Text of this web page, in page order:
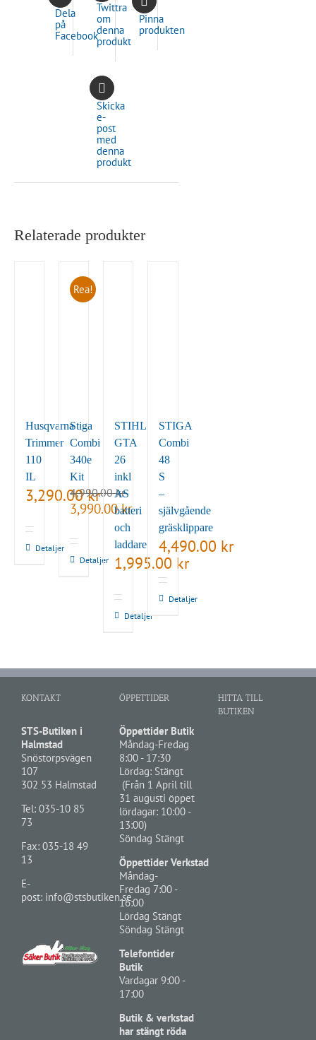
Dela
på
Facebook
Twittra
om
denna
produkt
Pinna
produkten
Skicka
e-
post
med
denna
produkt
Relaterade produkter
Husqvarna
Trimmer
110
IL
3,290.00kr
Detaljer
Rea!
Stiga
Combi
340e
Kit
4,990.00kr
Det
ursprungliga
var:
4,990.00 kr.
3,990.00krDet
nuvarande
är:
3,990.00 kr.
Detaljer
STIHL
GTA
26
inkl
AS
batteri
och
laddare
1,995.00 kr
Detaljer
STIGA
Combi
48
S
–
självgående
gräsklippare
4,490.00 kr
Detaljer
KONTAKT
STS-Butiken i
Halmstad
Snöstorpsvägen
107
302 53 Halmstad
Tel: 035-10 85
73
Fax: 035-18 49
13
E-
post: info@stsbutiken.se
ÖPPETTIDER
Öppettider Butik
Måndag-Fredag
8:00 - 17:30
Lördag: Stängt
(Från 1 April till
31 augusti öppet
lördagar: 10:00 -
13:00)
Söndag Stängt
Öppettider Verkstad
Måndag-
Fredag 7:00 -
16:00
Lördag Stängt
Söndag Stängt
Telefontider
Butik
Vardagar 9:00 -
17:00
Butik & verkstad
har stängt röda
HITTA TILL
BUTIKEN